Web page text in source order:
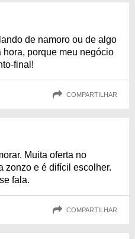
de namoro ou de algo
porque meu negócio
final!
COMPARTILHAR
Muita oferta no
zonzo e é difícil escolher.
fala.
COMPARTILHAR